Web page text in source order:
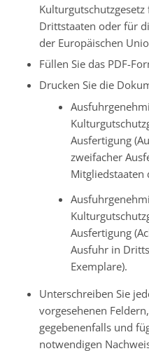
Drittstaaten oder für
der Europäischen
Füllen Sie das PDF-
Drucken Sie die
Ausfertigung
zweifacher
Mitgliedstaaten
Ausfertigung
Ausfuhr in
Exemplare).
Unterschreiben Sie
vorgesehenen
gegebenenfalls und
notwendigen